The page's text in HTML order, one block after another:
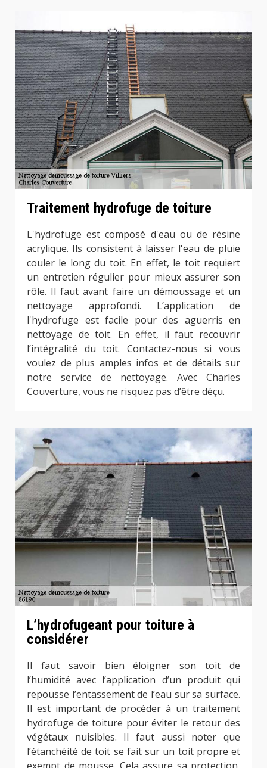
Traitement hydrofuge de toiture
L'hydrofuge est composé d'eau ou de résine
acrylique. Ils consistent à laisser l'eau de pluie
couler le long du toit. En effet, le toit requiert
un entretien régulier pour mieux assurer son
rôle. Il faut avant faire un démoussage et un
nettoyage approfondi. L’application de
l'hydrofuge est facile pour des aguerris en
nettoyage de toit. En effet, il faut recouvrir
l’intégralité du toit. Contactez-nous si vous
voulez de plus amples infos et de détails sur
notre service de nettoyage. Avec Charles
Couverture, vous ne risquez pas d’être déçu.
L’hydrofugeant pour toiture à
considérer
Il faut savoir bien éloigner son toit de
l’humidité avec l’application d’un produit qui
repousse l’entassement de l’eau sur sa surface.
Il est important de procéder à un traitement
hydrofuge de toiture pour éviter le retour des
végétaux nuisibles. Il faut aussi noter que
l’étanchéité de toit se fait sur un toit propre et